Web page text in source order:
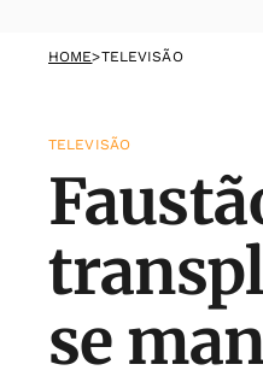
HOME>TELEVISÃO
TELEVISÃO
se